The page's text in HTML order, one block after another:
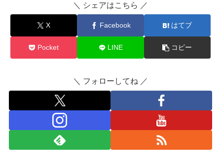
＼ シェアはこちら ／
X Facebook はてブ
Pocket LINE コピー
＼ フォローしてね ／